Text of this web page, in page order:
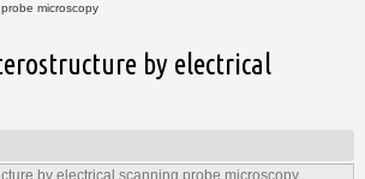
microscopy
by electrical
by electrical scanning probe microscopy